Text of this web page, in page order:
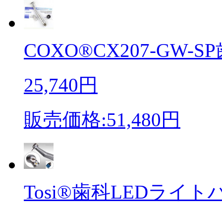
COXO®CX207-GW-SP
25,740円
販売価格:51,480円
Tosi®歯科LEDライト